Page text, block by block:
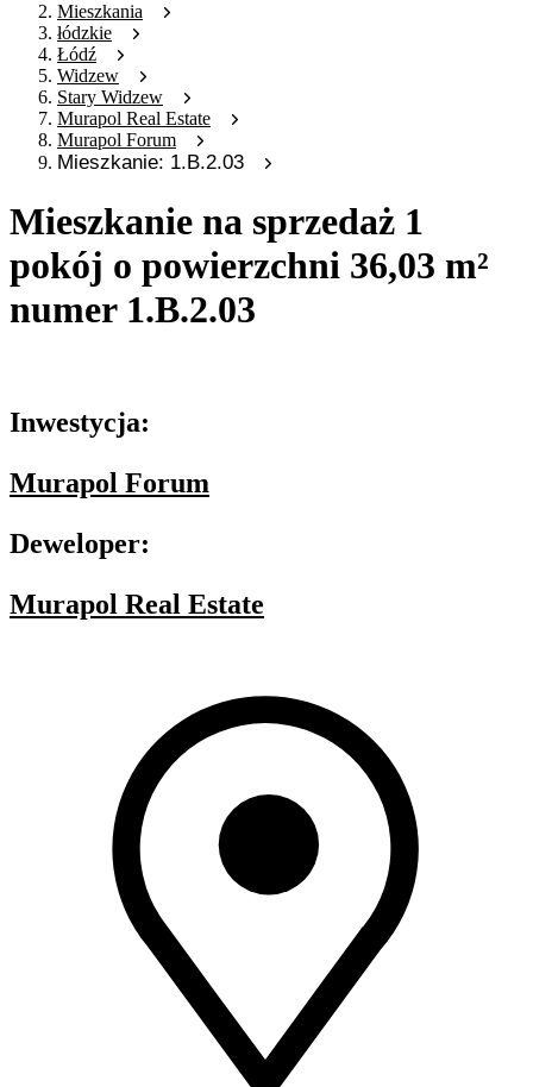
Mieszkania
łódzkie
Łódź
Widzew
Stary Widzew
Murapol Real Estate
Murapol Forum
Mieszkanie: 1.B.2.03
Mieszkanie na sprzedaż 1
pokój o powierzchni 36,03 m²
numer 1.B.2.03
Inwestycja:
Murapol Forum
Deweloper:
Murapol Real Estate